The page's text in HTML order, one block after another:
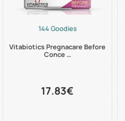
144 Goodies
Vitabiotics Pregnacare Before
Conce …
17.83€